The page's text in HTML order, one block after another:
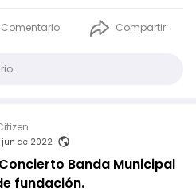
Comentario Compartir
jun de 2022
Banda Municipal
fundación.